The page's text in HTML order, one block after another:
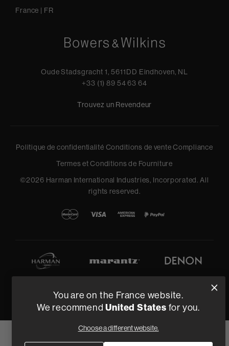
France | FR
Oude Stadsgracht 1, 5611DD Eindhoven, NL
+33 (1) 89 54 63 64
Trouvez un Revendeur
Politique de confidentialité Conditions de vente Compliance
Termes et Conditions de Fourniture
©2026 Harman International Industries, Incorporated. All
rights reserved.
You are on the France website.
We recommendUnited States for you.
Choose a different website.